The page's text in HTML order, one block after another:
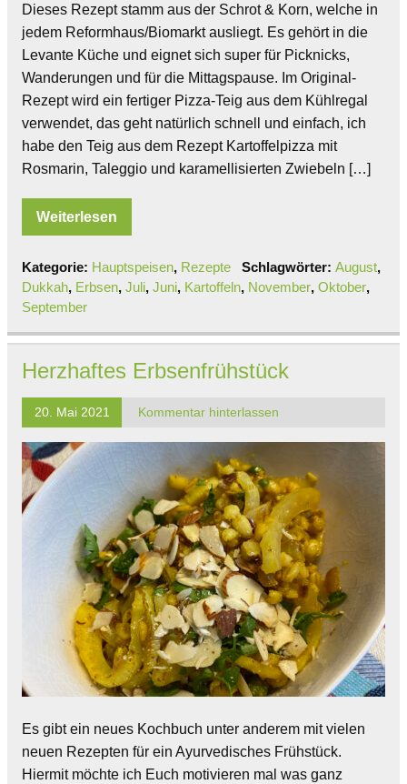
Dieses Rezept stamm aus der Schrot & Korn, welche in
jedem Reformhaus/Biomarkt ausliegt. Es gehört in die
Levante Küche und eignet sich super für Picknicks,
Wanderungen und für die Mittagspause. Im Original-
Rezept wird ein fertiger Pizza-Teig aus dem Kühlregal
verwendet, das geht natürlich schnell und einfach, ich
habe den Teig aus dem Rezept Kartoffelpizza mit
Rosmarin, Taleggio und karamellisierten Zwiebeln […]
Weiterlesen
Kategorie: Hauptspeisen, Rezepte Schlagwörter: August,
Dukkah, Erbsen, Juli, Juni, Kartoffeln, November, Oktober,
September
Herzhaftes Erbsenfrühstück
20. Mai 2021 Kommentar hinterlassen
Es gibt ein neues Kochbuch unter anderem mit vielen
neuen Rezepten für ein Ayurvedisches Frühstück.
Hiermit möchte ich Euch motivieren mal was ganz